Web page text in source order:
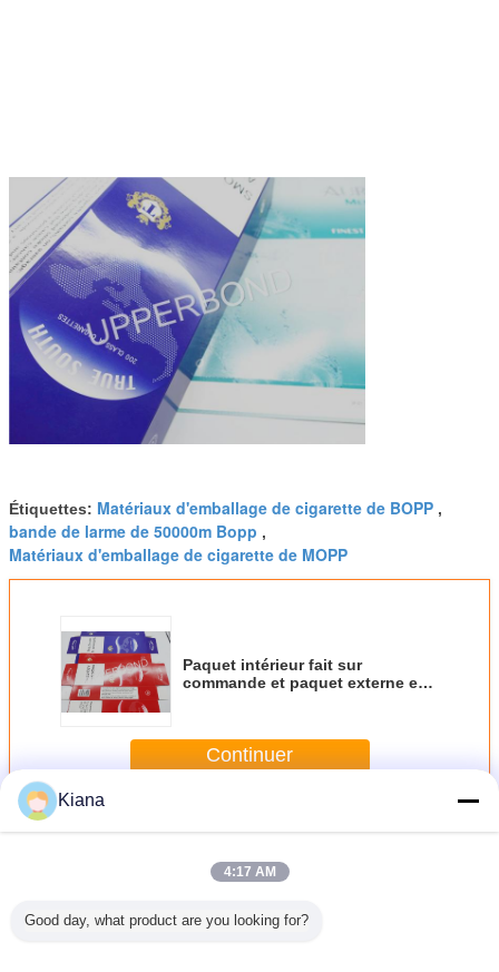
Étiquettes: Matériaux d'emballage de cigarette de BOPP ,
bande de larme de 50000m Bopp ,
Matériaux d'emballage de cigarette de MOPP
Paquet intérieur fait sur
commande et paquet externe en
Continuer
PlusMatériaux d'emballage de cigarette
Kiana
4:17 AM
Good day, what product are you looking for?